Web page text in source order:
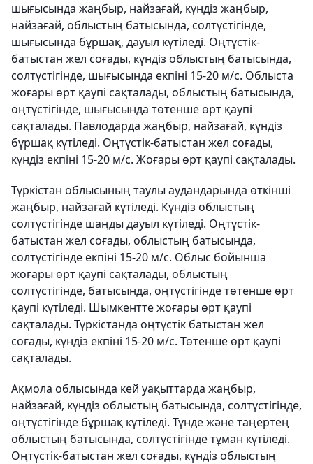
шығысында жаңбыр, найзағай, күндіз жаңбыр,
найзағай, облыстың батысында, солтүстігінде,
шығысында бұршақ, дауыл күтіледі. Оңтүстік-
батыстан жел соғады, күндіз облыстың батысында,
солтүстігінде, шығысында екпіні 15-20 м/с. Облыста
жоғары өрт қаупі сақталады, облыстың батысында,
оңтүстігінде, шығысында төтенше өрт қаупі
сақталады. Павлодарда жаңбыр, найзағай, күндіз
бұршақ күтіледі. Оңтүстік-батыстан жел соғады,
күндіз екпіні 15-20 м/с. Жоғары өрт қаупі сақталады.
Түркістан облысының таулы аудандарында өткінші
жаңбыр, найзағай күтіледі. Күндіз облыстың
солтүстігінде шаңды дауыл күтіледі. Оңтүстік-
батыстан жел соғады, облыстың батысында,
солтүстігінде екпіні 15-20 м/с. Облыс бойынша
жоғары өрт қаупі сақталады, облыстың
солтүстігінде, батысында, оңтүстігінде төтенше өрт
қаупі күтіледі. Шымкентте жоғары өрт қаупі
сақталады. Түркістанда оңтүстік батыстан жел
соғады, күндіз екпіні 15-20 м/с. Төтенше өрт қаупі
сақталады.
Ақмола облысында кей уақыттарда жаңбыр,
найзағай, күндіз облыстың батысында, солтүстігінде,
оңтүстігінде бұршақ күтіледі. Түнде және таңертең
облыстың батысында, солтүстігінде тұман күтіледі.
Оңтүстік-батыстан жел соғады, күндіз облыстың